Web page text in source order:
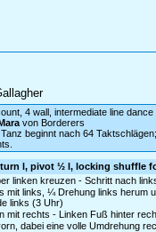
4 wall, intermediate line dance
von Borderers
beginnt nach 64
l, pivot ½ l, locking shuffle
linken kreuzen - Schritt nach
mit links, ¼ Drehung links herum
links (3 Uhr)
mit rechts - Linken Fuß hinter
dabei eine volle Umdrehung